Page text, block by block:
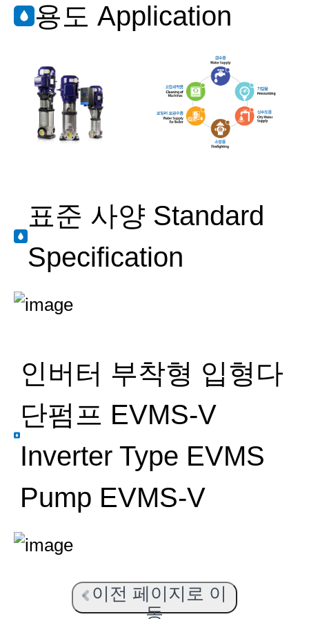
용도 Application
표준 사양 Standard
Specification
인버터 부착형 입형다
단펌프 EVMS-V
Inverter Type EVMS
Pump EVMS-V
이전 페이지로 이
동